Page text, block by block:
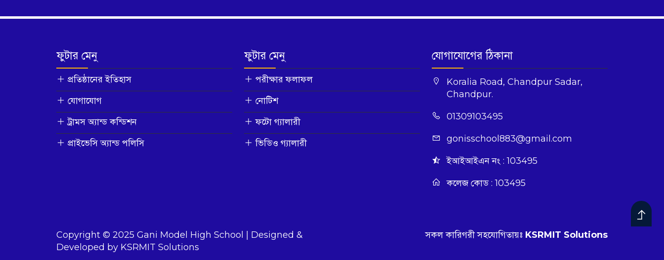
ফুটার মেনু
প্রতিষ্ঠানের ইতিহাস
যোগাযোগ
ট্রামস অ্যান্ড কন্ডিশন
প্রাইভেসি অ্যান্ড পলিসি
ফুটার মেনু
পরীক্ষার ফলাফল
নোটিশ
ফটো গ্যালারী
ভিডিও গ্যালারী
যোগাযোগের ঠিকানা
Koralia Road, Chandpur Sadar,
Chandpur.
01309103495
gonisschool883@gmail.com
ইআইআইএন নং : 103495
কলেজ কোড : 103495
Copyright © 2025 Gani Model High School | Designed &
Developed by KSRMIT Solutions
সকল কারিগরী সহযোগিতায়ঃ KSRMIT Solutions